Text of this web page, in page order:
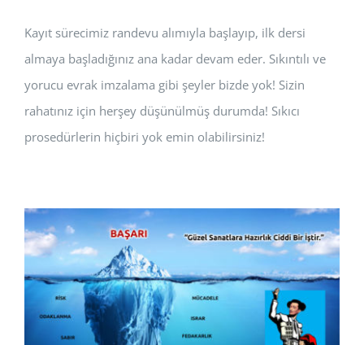
Kayıt sürecimiz randevu alımıyla başlayıp, ilk dersi
almaya başladığınız ana kadar devam eder. Sıkıntılı ve
yorucu evrak imzalama gibi şeyler bizde yok! Sizin
rahatınız için herşey düşünülmüş durumda! Sıkıcı
prosedürlerin hiçbiri yok emin olabilirsiniz!